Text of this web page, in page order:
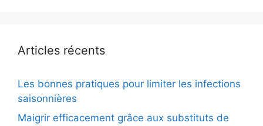
Articles récents
Les bonnes pratiques pour limiter les infections
saisonnières
Maigrir efficacement grâce aux substituts de